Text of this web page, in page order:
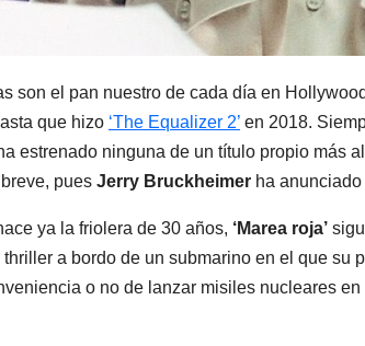
son el pan nuestro de cada día en
que hizo ‘The Equalizer 2’ en 2018.
estrenado ninguna de un título propio más
pues Jerry Bruckheimer ha
ya la friolera de 30 años, ‘Marea roja’
thriller a bordo de un submarino en el que su
o no de lanzar misiles nucleares